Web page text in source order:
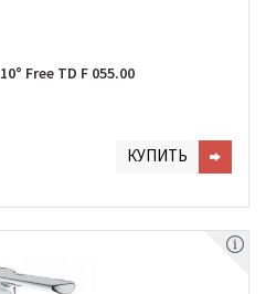
Смеситель для биде Ravak 10° Free TD F 055.00
КУПИТЬ